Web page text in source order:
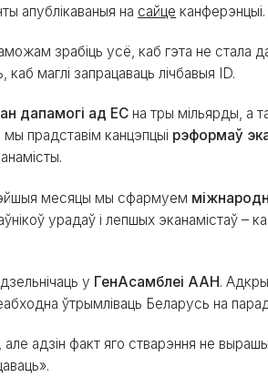
апублікаваныя на сайце канферэнцыі.
зрабіць усё, каб гэта не стала
маглі запрацаваць лічбавыя ID.
дапамогі ад ЕС на тры мільярды, а
прадставім канцэпцыі рэформаў
месяцы мы сфармуем
урадаў і лепшых эканамістаў –
у ГенАсамблеі ААН.
ўтрымліваць Беларусь на
адзін факт яго стварэння не